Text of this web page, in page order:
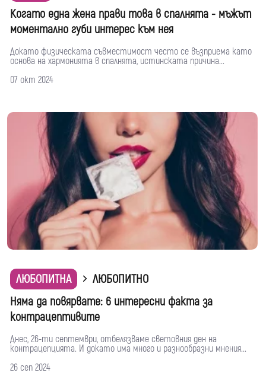
Когато една жена прави това в спалнята - мъжът
моментално губи интерес към нея
Докато физическата съвместимост често се възприема като
основа на хармонията в спалнята, истинската причина...
07 окт 2024
ЛЮБОПИТНА
ЛЮБОПИТНО
Няма да повярвате: 6 интересни факта за
контрацептивите
Днес, 26-ти септември, отбелязваме световния ден на
контрацепцията. И докато има много и разнообразни мнения...
26 сеп 2024